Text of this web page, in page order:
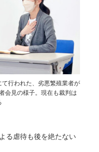
行われた、劣悪繁殖業者が
会見の様子。現在も裁判は
る虐待も後を絶たない